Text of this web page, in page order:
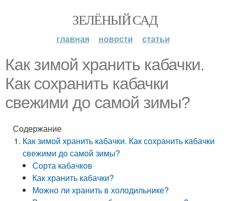
ЗЕЛЁНЫЙ САД
главная новости статьи
Как зимой хранить кабачки.
Как сохранить кабачки
свежими до самой зимы?
Содержание
Как зимой хранить кабачки. Как сохранить кабачки
свежими до самой зимы?
Сорта кабачков
Как хранить кабачки?
Можно ли хранить в холодильнике?